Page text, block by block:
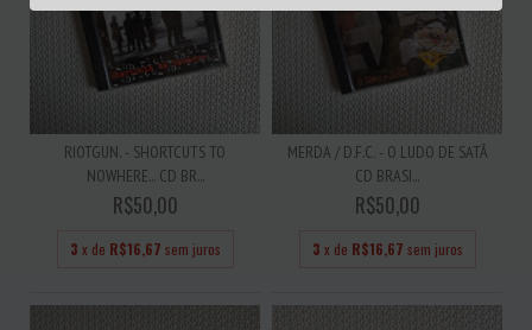
RIOTGUN. - SHORTCUTS TO
NOWHERE... CD BR...
R$50,00
3 x de R$16,67 sem juros
MERDA / D.F.C. - O LUDO DE SATÃ
CD BRASI...
R$50,00
3 x de R$16,67 sem juros